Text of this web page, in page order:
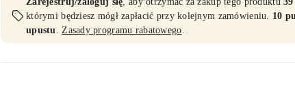
którymi będziesz mógł zapłacić przy kolejnym zamówieniu. 10
upustu.Zasady programu rabatowego.